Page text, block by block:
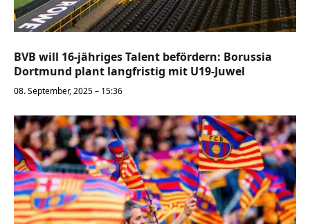
BVB will 16-jähriges Talent befördern: Borussia
Dortmund plant langfristig mit U19-Juwel
08. September, 2025 – 15:36